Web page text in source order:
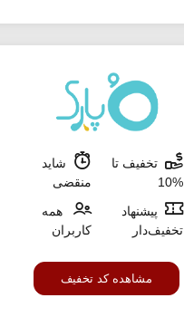
تخفیف تا
%10
شاید
منقضی
پیشنهاد
تخفیف‌دار
همه
کاربران
مشاهده کد تخفیف